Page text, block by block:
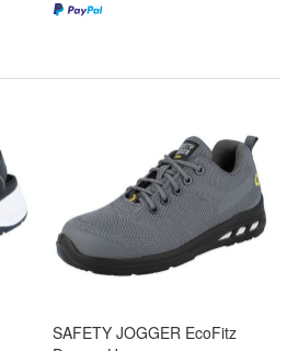
SAFETY JOGGER EcoFitz